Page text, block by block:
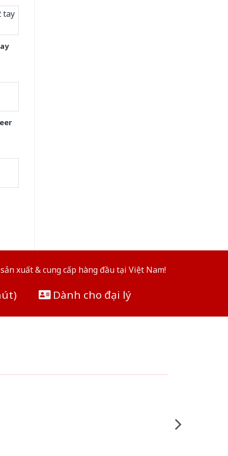
xuất & cung cấp hàng đầu tại Việt Nam!
Dành cho đại lý